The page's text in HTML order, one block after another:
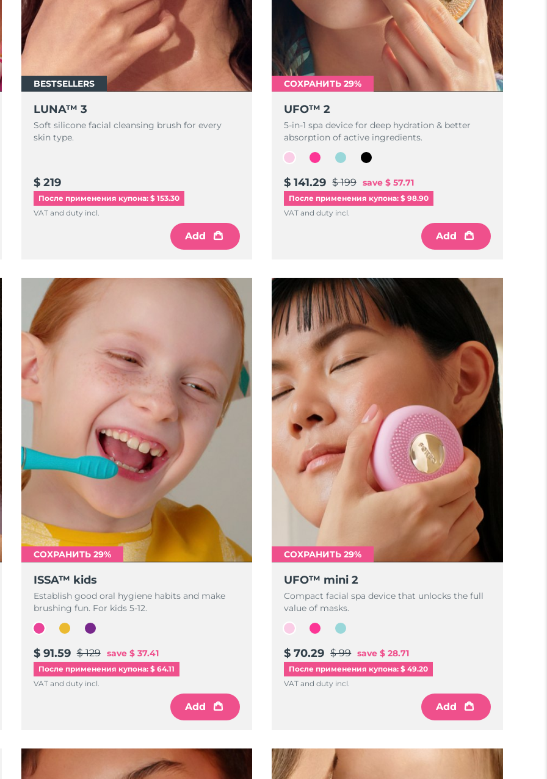
BESTSELLERS
LUNA™ 3
Soft silicone facial cleansing brush for every
skin type.
$ 219
После применения купона: $ 153.30
VAT and duty incl.
Add
СОХРАНИТЬ 29%
UFO™ 2
5-in-1 spa device for deep hydration & better
absorption of active ingredients.
$ 141.29 $ 199 save $ 57.71
После применения купона: $ 98.90
VAT and duty incl.
Add
СОХРАНИТЬ 29%
ISSA™ kids
Establish good oral hygiene habits and make
brushing fun. For kids 5-12.
$ 91.59 $ 129 save $ 37.41
После применения купона: $ 64.11
VAT and duty incl.
Add
СОХРАНИТЬ 29%
UFO™ mini 2
Compact facial spa device that unlocks the full
value of masks.
$ 70.29 $ 99 save $ 28.71
После применения купона: $ 49.20
VAT and duty incl.
Add